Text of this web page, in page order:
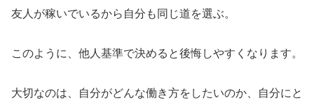
友人が稼いでいるから自分も同じ道を選ぶ。
このように、他人基準で決めると後悔しやすくなります。
大切なのは、自分がどんな働き方をしたいのか、自分にと